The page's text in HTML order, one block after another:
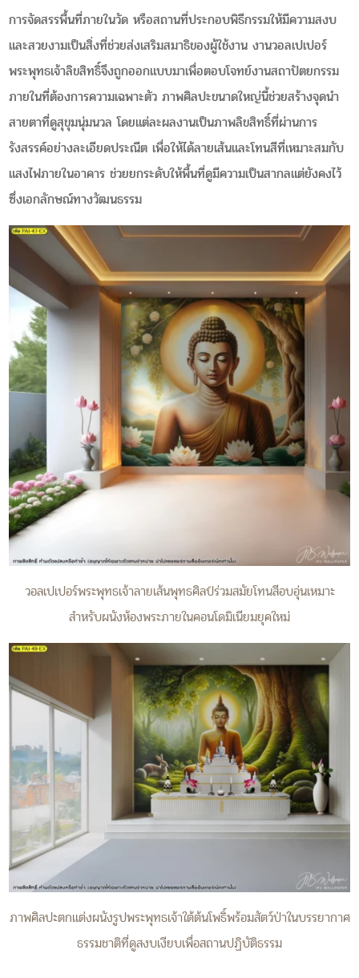
การจัดสรรพื้นที่ภายในวัด หรือสถานที่ประกอบพิธีกรรมให้มีความสงบ
และสวยงามเป็นสิ่งที่ช่วยส่งเสริมสมาธิของผู้ใช้งาน งานวอลเปเปอร์
พระพุทธเจ้าลิขสิทธิ์จึงถูกออกแบบมาเพื่อตอบโจทย์งานสถาปัตยกรรม
ภายในที่ต้องการความเฉพาะตัว ภาพศิลปะขนาดใหญ่นี้ช่วยสร้างจุดนำ
สายตาที่ดูสุขุมนุ่มนวล โดยแต่ละผลงานเป็นภาพลิขสิทธิ์ที่ผ่านการ
รังสรรค์อย่างละเอียดประณีต เพื่อให้ได้ลายเส้นและโทนสีที่เหมาะสมกับ
แสงไฟภายในอาคาร ช่วยยกระดับให้พื้นที่ดูมีความเป็นสากลแต่ยังคงไว้
ซึ่งเอกลักษณ์ทางวัฒนธรรม
วอลเปเปอร์พระพุทธเจ้าลายเส้นพุทธศิลป์ร่วมสมัยโทนสีอบอุ่นเหมาะ
สำหรับผนังห้องพระภายในคอนโดมิเนียมยุคใหม่
ภาพศิลปะตกแต่งผนังรูปพระพุทธเจ้าใต้ต้นโพธิ์พร้อมสัตว์ป่าในบรรยากาศ
ธรรมชาติที่ดูสงบเงียบเพื่อสถานปฏิบัติธรรม